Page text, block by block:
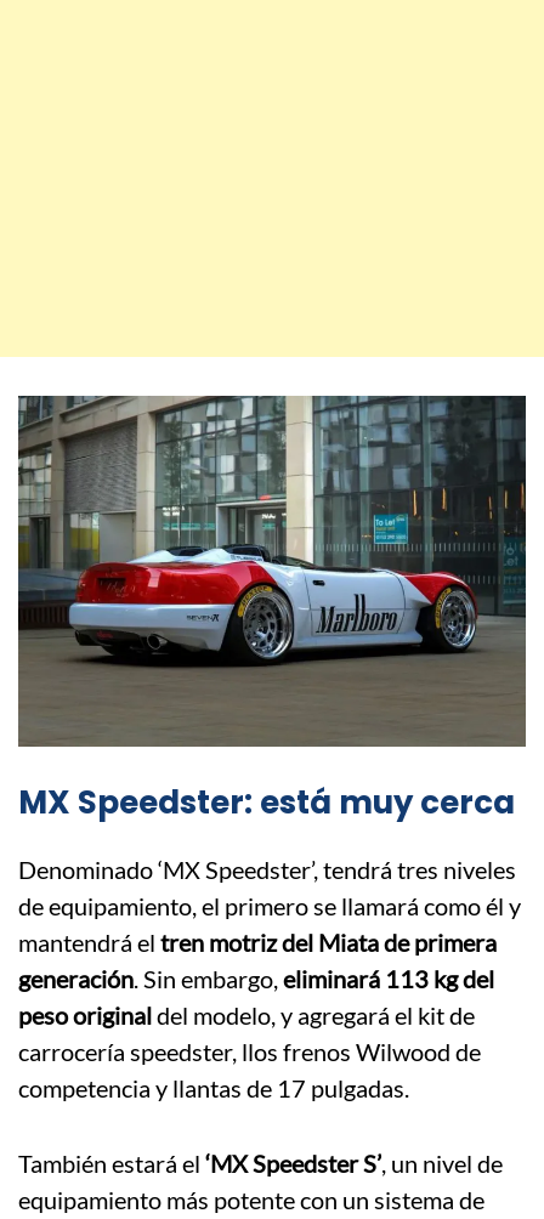
MX Speedster: está muy cerca
Denominado ‘MX Speedster’, tendrá tres niveles
de equipamiento, el primero se llamará como él y
mantendrá el tren motriz del Miata de primera
generación . Sin embargo, eliminará 113 kg del
peso originaldel modelo, y agregará el kit de
carrocería speedster, llos frenos Wilwood de
competencia y llantas de 17 pulgadas.
También estará el ‘MX Speedster S’ , un nivel de
equipamiento más potente con un sistema de